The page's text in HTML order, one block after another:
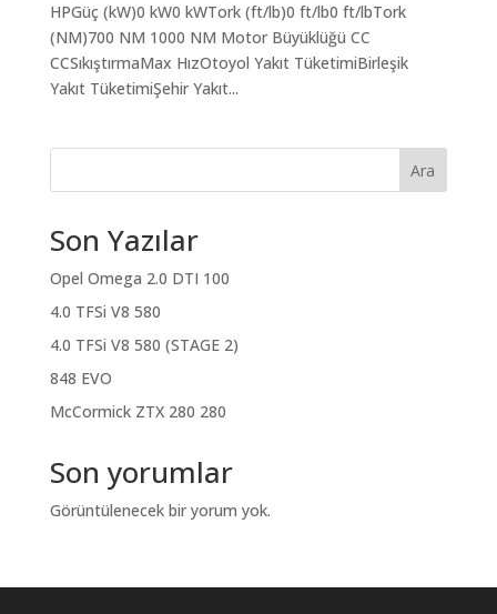
HPGüç (kW)0 kW0 kWTork (ft/lb)0 ft/lb0 ft/lbTork
(NM)700 NM 1000 NM Motor Büyüklüğü CC
CCSıkıştırmaMax HızOtoyol Yakıt TüketimiBirleşik
Yakıt TüketimiŞehir Yakıt...
Ara
Son Yazılar
Opel Omega 2.0 DTI 100
4.0 TFSi V8 580
4.0 TFSi V8 580 (STAGE 2)
848 EVO
McCormick ZTX 280 280
Son yorumlar
Görüntülenecek bir yorum yok.